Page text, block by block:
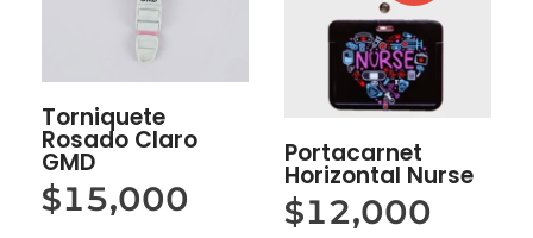
Torniquete
Rosado Claro
GMD
$15,000
Portacarnet
Horizontal Nurse
$12,000